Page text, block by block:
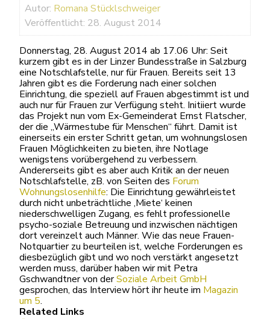
Autor: Romana Stücklschweiger
Veröffentlicht: 28. August 2014
Donnerstag, 28. August 2014 ab 17.06 Uhr: Seit
kurzem gibt es in der Linzer Bundesstraße in Salzburg
eine Notschlafstelle, nur für Frauen. Bereits seit 13
Jahren gibt es die Forderung nach einer solchen
Einrichtung, die speziell auf Frauen abgestimmt ist und
auch nur für Frauen zur Verfügung steht. Initiiert wurde
das Projekt nun vom Ex-Gemeinderat Ernst Flatscher,
der die „Wärmestube für Menschen“ führt. Damit ist
einerseits ein erster Schritt getan, um wohnungslosen
Frauen Möglichkeiten zu bieten, ihre Notlage
wenigstens vorübergehend zu verbessern.
Andererseits gibt es aber auch Kritik an der neuen
Notschlafstelle, zB. von Seiten des Forum
Wohnungslosenhilfe: Die Einrichtung gewährleistet
durch nicht unbeträchtliche ‚Miete‘ keinen
niederschwelligen Zugang, es fehlt professionelle
psycho-soziale Betreuung und inzwischen nächtigen
dort vereinzelt auch Männer. Wie das neue Frauen-
Notquartier zu beurteilen ist, welche Forderungen es
diesbezüglich gibt und wo noch verstärkt angesetzt
werden muss, darüber haben wir mit Petra
Gschwandtner von derSoziale Arbeit GmbH
gesprochen, das Interview hört ihr heute im Magazin
um 5.
Related Links